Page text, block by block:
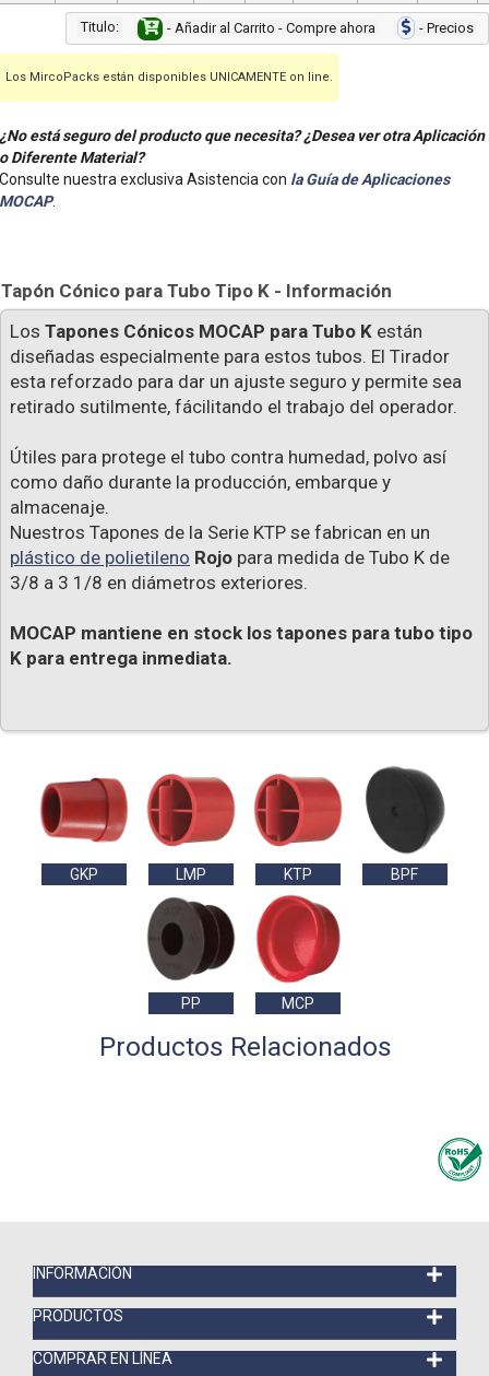
Titulo: - Añadir al Carrito - Compre ahora - Precios
Los MircoPacks están disponibles UNICAMENTE on line.
¿No está seguro del producto que necesita? ¿Desea ver otra Aplicación
o Diferente Material?
Consulte nuestra exclusiva Asistencia con la Guía de Aplicaciones
MOCAP.
Tapón Cónico para Tubo Tipo K - Información
Los Tapones Cónicos MOCAP para Tubo K están
diseñadas especialmente para estos tubos. El Tirador
esta reforzado para dar un ajuste seguro y permite sea
retirado sutilmente, fácilitando el trabajo del operador.
Útiles para protege el tubo contra humedad, polvo así
como daño durante la producción, embarque y
almacenaje.
Nuestros Tapones de la Serie KTP se fabrican en un
plástico de polietileno Rojo para medida de Tubo K de
3/8 a 3 1/8 en diámetros exteriores.
MOCAP mantiene en stock los tapones para tubo tipo
K para entrega inmediata.
GKP LMP KTP BPF
PP MCP
Productos Relacionados
INFORMACIÓN
PRODUCTOS
COMPRAR EN LÍNEA